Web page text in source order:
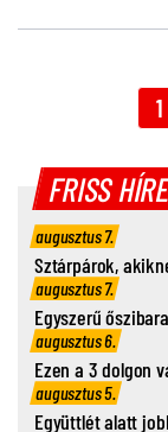
1
FRISS
augusztus 7.
Sztárpárok,
augusztus 7.
Egyszerű
augusztus 6.
Ezen a 3 dolgon
augusztus 5.
Együttlét alatt